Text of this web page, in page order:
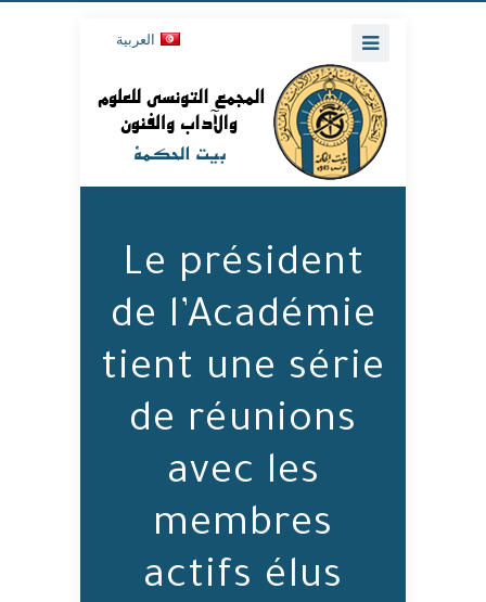
العربية
Le président
de l’Académie
tient une série
de réunions
avec les
membres
actifs élus